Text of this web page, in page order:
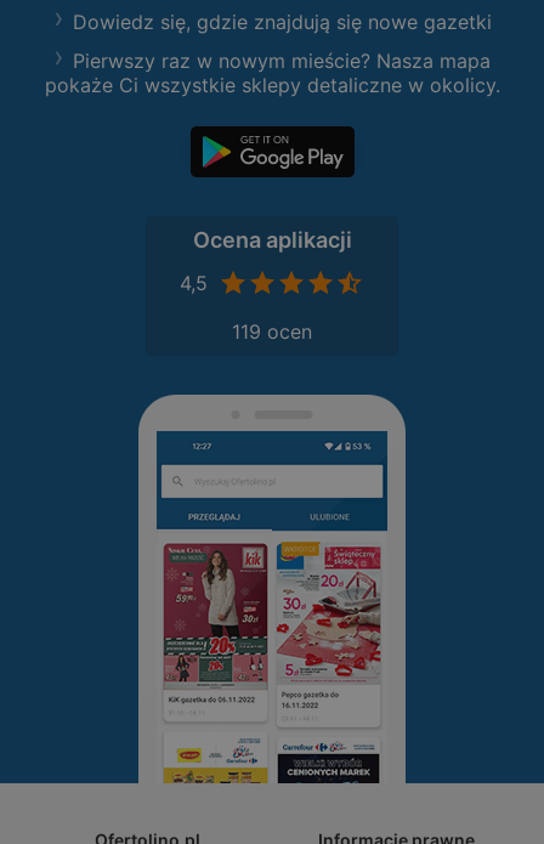
Dowiedz się, gdzie znajdują się nowe gazetki
Pierwszy raz w nowym mieście? Nasza mapa
pokaże Ci wszystkie sklepy detaliczne w okolicy.
Ocena aplikacji
4,5
119 ocen
Ofertolino.pl Informacje prawne